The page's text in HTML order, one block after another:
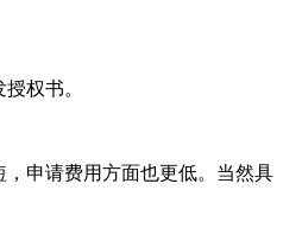
权书。
申请费用方面也更低。当然具